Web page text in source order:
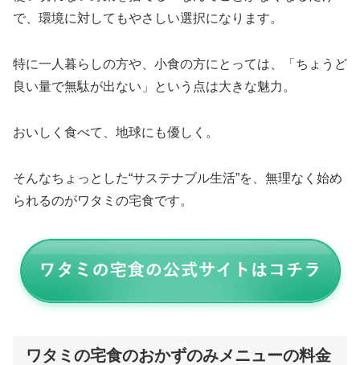
で、環境に対してもやさしい選択になります。
特に一人暮らしの方や、小食の方にとっては、「ちょうど
良い量で無駄が出ない」という点は大きな魅力。
おいしく食べて、地球にも優しく。
そんなちょっとした“サステナブル生活”を、無理なく始め
られるのがワタミの宅食です。
ワタミの宅食のおかずのみメニューの料金